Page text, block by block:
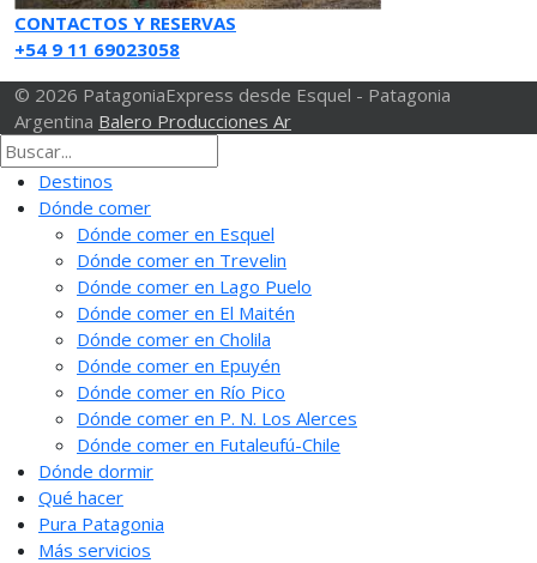
CONTACTOS Y RESERVAS
+54 9 11 69023058
© 2026 PatagoniaExpress desde Esquel - Patagonia
Argentina Balero Producciones Ar
Destinos
Dónde comer
Dónde comer en Esquel
Dónde comer en Trevelin
Dónde comer en Lago Puelo
Dónde comer en El Maitén
Dónde comer en Cholila
Dónde comer en Epuyén
Dónde comer en Río Pico
Dónde comer en P. N. Los Alerces
Dónde comer en Futaleufú-Chile
Dónde dormir
Qué hacer
Pura Patagonia
Más servicios